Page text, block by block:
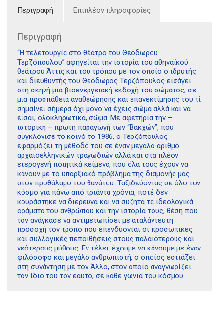
Περιγραφή Επιπλέον πληροφορίες
Περιγραφή
“Η τελετουργία στο θέατρο του Θεόδωρου
Τερζόπουλου” αφηγείται την ιστορία του αθηναϊκού
θεάτρου Άττις και του τρόπου με τον οποίο ο ιδρυτής
και διευθυντής του Θεόδωρος Τερζόπουλος εισάγει
στη σκηνή μια βιοενεργειακή εκδοχή του σώματος, σε
μια προσπάθεια αναθεώρησης και επανεκτίμησης του τί
σημαίνει σήμερα όχι μόνο να έχεις σώμα αλλά και να
είσαι, ολοκληρωτικά, σώμα. Με αφετηρία την –
ιστορική – πρώτη παραγωγή των “Βακχών”, που
συγκλόνισε το κοινό το 1986, ο Τερζόπουλος
εφαρμόζει τη μέθοδό του σε έναν μεγάλο αριθμό
αρχαιοελληνικών τραγωδιών αλλά και στα πλέον
ετερογενή ποιητικά κείμενα, που όλα τους έχουν να
κάνουν με το υπαρξιακό πρόβλημα της διαμονής μας
στον προθάλαμο του θανάτου. Ταξιδεύοντας σε όλο τον
κόσμο για πάνω από τριάντα χρόνια, ποτέ δεν
κουράστηκε να διερευνά και να συζητά τα ιδεολογικά
οράματα του ανθρώπου και την ιστορία τους, θέση που
τον ανάγκασε να αντιμετωπίσει με αταλάντευτη
προσοχή τον τρόπο που επενδύονται οι προσωπικές
και συλλογικές πεποιθήσεις στους παλαιότερους και
νεότερους μύθους. Εν τέλει, έχουμε να κάνουμε με έναν
φιλόσοφο και μεγάλο ανθρωπιστή, ο οποίος εστιάζει
στη συνάντηση με τον Άλλο, στον οποίο αναγνωρίζει
τον ίδιο του τον εαυτό, σε κάθε γωνιά του κόσμου.